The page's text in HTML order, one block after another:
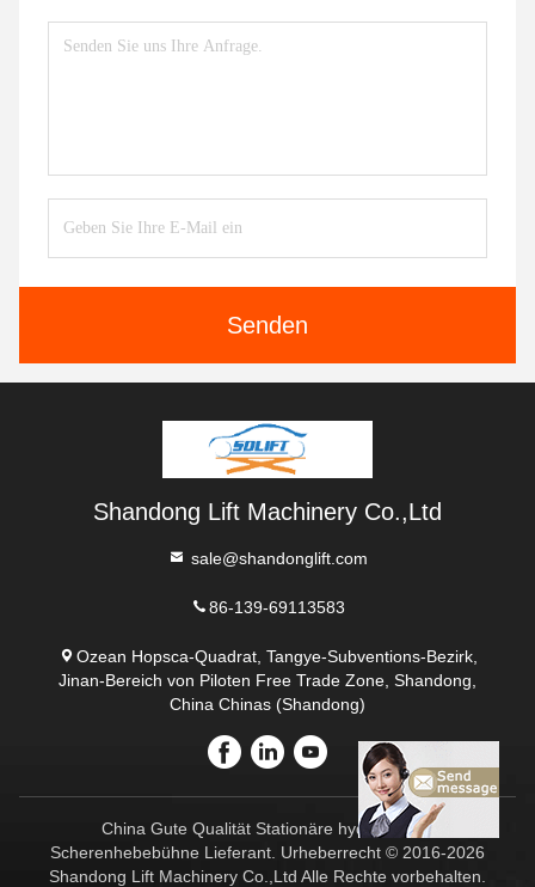
Senden
Shandong Lift Machinery Co.,Ltd
sale@shandonglift.com
86-139-69113583
Ozean Hopsca-Quadrat, Tangye-Subventions-Bezirk,
Jinan-Bereich von Piloten Free Trade Zone, Shandong,
China Chinas (Shandong)
China Gute Qualität Stationäre hydraulische
Scherenhebebühne Lieferant. Urheberrecht © 2016-2026
Shandong Lift Machinery Co.,Ltd Alle Rechte vorbehalten.